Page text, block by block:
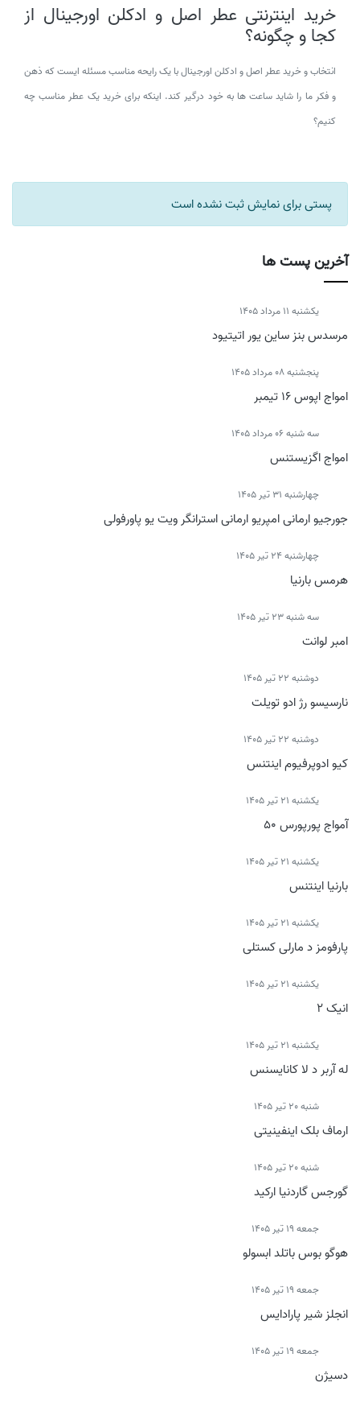
آخرین پست ها
يكشنبه 11 مرداد 1405
مرسدس بنز ساین یور اتیتیود
پنجشنبه 08 مرداد 1405
امواج اپوس 16 تیمبر
سه شنبه 06 مرداد 1405
امواج اگزیستنس
چهارشنبه 31 تیر 1405
جورجیو ارمانی امپریو ارمانی استرانگر ویت یو پاورفولی
چهارشنبه 24 تیر 1405
هرمس بارنیا
سه شنبه 23 تیر 1405
امبر لوانت
دوشنبه 22 تیر 1405
نارسیسو رژ ادو تویلت
دوشنبه 22 تیر 1405
کیو ادوپرفیوم اینتنس
يكشنبه 21 تیر 1405
آمواج پورپورس 50
يكشنبه 21 تیر 1405
بارنیا اینتنس
يكشنبه 21 تیر 1405
پارفومز د مارلی کستلی
يكشنبه 21 تیر 1405
انیک 2
يكشنبه 21 تیر 1405
له آربر د لا کانایسنس
شنبه 20 تیر 1405
ارماف بلک اینفینیتی
شنبه 20 تیر 1405
گورجس گاردنیا ارکید
جمعه 19 تیر 1405
هوگو بوس باتلد ابسولو
جمعه 19 تیر 1405
انجلز شیر پارادایس
جمعه 19 تیر 1405
دسیژن
خرید اینترنتی عطر اصل و ادکلن اورجینال از
کجا و چگونه؟
انتخاب و خرید عطر اصل و ادکلن اورجینال با یک رایحه مناسب مسئله ایست که ذهن
و فکر ما را شاید ساعت ها به خود درگیر کند. اینکه برای خرید یک عطر مناسب چه
کنیم؟
پستی برای نمایش ثبت نشده است